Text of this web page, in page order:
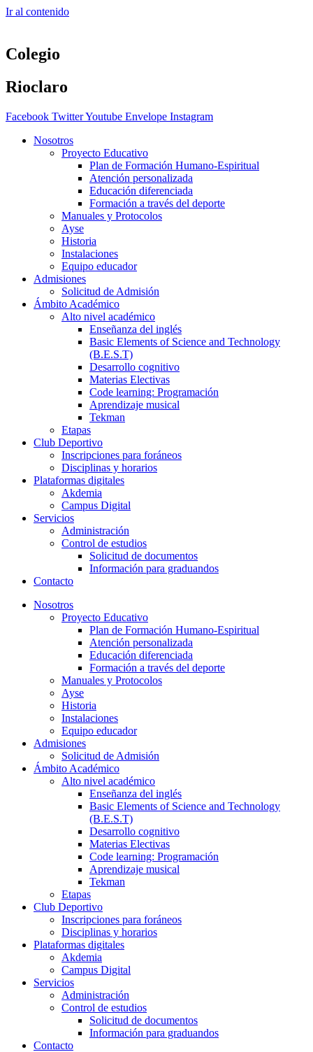
Ir al contenido
Colegio
Rioclaro
Facebook TwitterYoutube Envelope Instagram
Nosotros
Proyecto Educativo
Plan de Formación Humano-Espiritual
Atención personalizada
Educación diferenciada
Formación a través del deporte
Manuales y Protocolos
Ayse
Historia
Instalaciones
Equipo educador
Admisiones
Solicitud de Admisión
Ámbito Académico
Alto nivel académico
Enseñanza del inglés
Basic Elements of Science and Technology
(B.E.S.T)
Desarrollo cognitivo
Materias Electivas
Code learning: Programación
Aprendizaje musical
Tekman
Etapas
Club Deportivo
Inscripciones para foráneos
Disciplinas y horarios
Plataformas digitales
Akdemia
Campus Digital
Servicios
Administración
Control de estudios
Solicitud de documentos
Información para graduandos
Contacto
Nosotros
Proyecto Educativo
Plan de Formación Humano-Espiritual
Atención personalizada
Educación diferenciada
Formación a través del deporte
Manuales y Protocolos
Ayse
Historia
Instalaciones
Equipo educador
Admisiones
Solicitud de Admisión
Ámbito Académico
Alto nivel académico
Enseñanza del inglés
Basic Elements of Science and Technology
(B.E.S.T)
Desarrollo cognitivo
Materias Electivas
Code learning: Programación
Aprendizaje musical
Tekman
Etapas
Club Deportivo
Inscripciones para foráneos
Disciplinas y horarios
Plataformas digitales
Akdemia
Campus Digital
Servicios
Administración
Control de estudios
Solicitud de documentos
Información para graduandos
Contacto